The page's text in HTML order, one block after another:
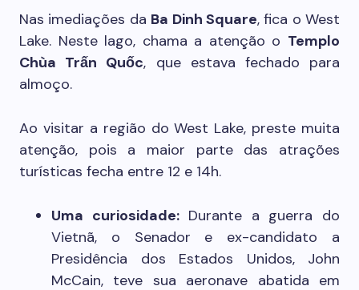
Nas imediações da Ba Dinh Square, fica o West
Lake. Neste lago, chama a atenção o Templo
Chùa Trấn Quốc, que estava fechado para
almoço.
Ao visitar a região do West Lake, preste muita
atenção, pois a maior parte das atrações
turísticas fecha entre 12 e 14h.
Uma curiosidade:Durante a guerra do
Vietnã, o Senador e ex-candidato a
Presidência dos Estados Unidos, John
McCain, teve sua aeronave abatida em